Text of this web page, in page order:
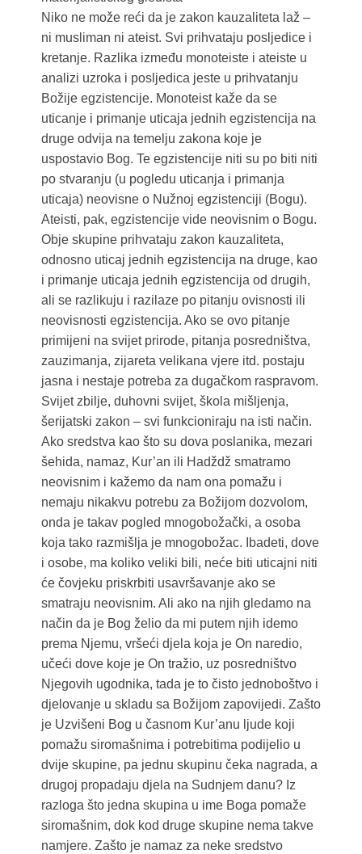
Niko ne može reći da je zakon kauzaliteta laž –
ni musliman ni ateist. Svi prihvataju posljedice i
kretanje. Razlika između monoteiste i ateiste u
analizi uzroka i posljedica jeste u prihvatanju
Božije egzistencije. Monoteist kaže da se
uticanje i primanje uticaja jednih egzistencija na
druge odvija na temelju zakona koje je
uspostavio Bog. Te egzistencije niti su po biti niti
po stvaranju (u pogledu uticanja i primanja
uticaja) neovisne o Nužnoj egzistenciji (Bogu).
Ateisti, pak, egzistencije vide neovisnim o Bogu.
Obje skupine prihvataju zakon kauzaliteta,
odnosno uticaj jednih egzistencija na druge, kao
i primanje uticaja jednih egzistencija od drugih,
ali se razlikuju i razilaze po pitanju ovisnosti ili
neovisnosti egzistencija. Ako se ovo pitanje
primijeni na svijet prirode, pitanja posredništva,
zauzimanja, zijareta velikana vjere itd. postaju
jasna i nestaje potreba za dugačkom raspravom.
Svijet zbilje, duhovni svijet, škola mišljenja,
šerijatski zakon – svi funkcioniraju na isti način.
Ako sredstva kao što su dova poslanika, mezari
šehida, namaz, Kur’an ili Hadždž smatramo
neovisnim i kažemo da nam ona pomažu i
nemaju nikakvu potrebu za Božijom dozvolom,
onda je takav pogled mnogobožački, a osoba
koja tako razmišlja je mnogobožac. Ibadeti, dove
i osobe, ma koliko veliki bili, neće biti uticajni niti
će čovjeku priskrbiti usavršavanje ako se
smatraju neovisnim. Ali ako na njih gledamo na
način da je Bog želio da mi putem njih idemo
prema Njemu, vršeći djela koja je On naredio,
učeći dove koje je On tražio, uz posredništvo
Njegovih ugodnika, tada je to čisto jednoboštvo i
djelovanje u skladu sa Božijom zapovijedi. Zašto
je Uzvišeni Bog u časnom Kur’anu ljude koji
pomažu siromašnima i potrebitima podijelio u
dvije skupine, pa jednu skupinu čeka nagrada, a
drugoj propadaju djela na Sudnjem danu? Iz
razloga što jedna skupina u ime Boga pomaže
siromašnim, dok kod druge skupine nema takve
namjere. Zašto je namaz za neke sredstvo